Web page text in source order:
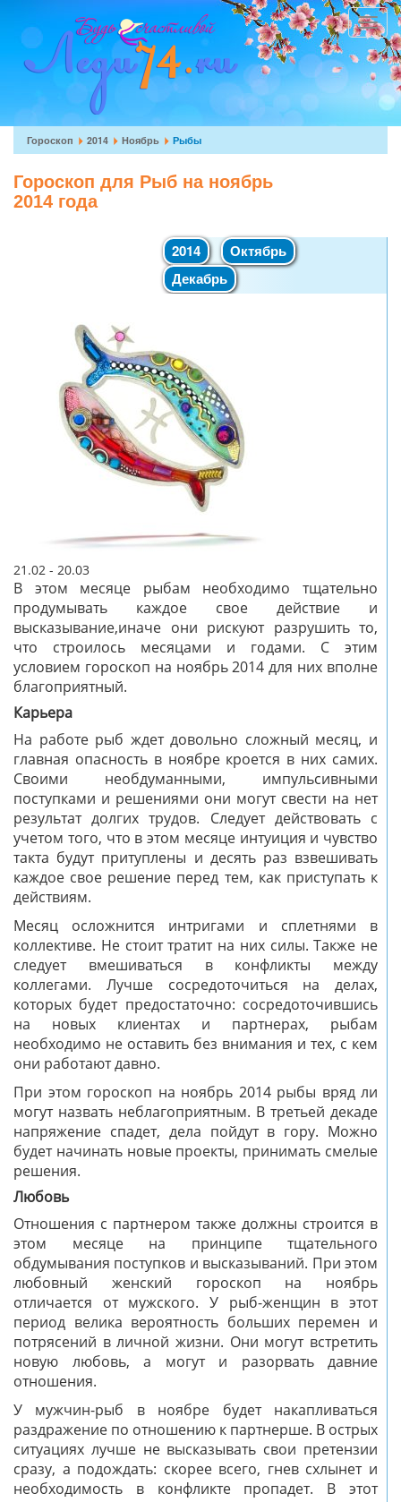
основному
содержанию
Toggle
Вы
здесь
Гороскоп 2014 Ноябрь Рыбы
Гороскоп для Рыб на ноябрь
2014 года
2014
Октябрь
Декабрь
21.02 - 20.03
В этом месяце рыбам необходимо тщательно
продумывать каждое свое действие и
высказывание,иначе они рискуют разрушить то,
что строилось месяцами и годами. С этим
условием гороскоп на ноябрь 2014 для них вполне
благоприятный.
Карьера
На работе рыб ждет довольно сложный месяц, и
главная опасность в ноябре кроется в них самих.
Своими необдуманными, импульсивными
поступками и решениями они могут свести на нет
результат долгих трудов. Следует действовать с
учетом того, что в этом месяце интуиция и чувство
такта будут притуплены и десять раз взвешивать
каждое свое решение перед тем, как приступать к
действиям.
Месяц осложнится интригами и сплетнями в
коллективе. Не стоит тратит на них силы. Также не
следует вмешиваться в конфликты между
коллегами. Лучше сосредоточиться на делах,
которых будет предостаточно: сосредоточившись
на новых клиентах и партнерах, рыбам
необходимо не оставить без внимания и тех, с кем
они работают давно.
При этом гороскоп на ноябрь 2014 рыбы вряд ли
могут назвать неблагоприятным. В третьей декаде
напряжение спадет, дела пойдут в гору. Можно
будет начинать новые проекты, принимать смелые
решения.
Любовь
Отношения с партнером также должны строится в
этом месяце на принципе тщательного
обдумывания поступков и высказываний. При этом
любовный женский гороскоп на ноябрь
отличается от мужского. У рыб-женщин в этот
период велика вероятность больших перемен и
потрясений в личной жизни. Они могут встретить
новую любовь, а могут и разорвать давние
отношения.
У мужчин-рыб в ноябре будет накапливаться
раздражение по отношению к партнерше. В острых
ситуациях лучше не высказывать свои претензии
сразу, а подождать: скорее всего, гнев схлынет и
необходимость в конфликте пропадет. В этот